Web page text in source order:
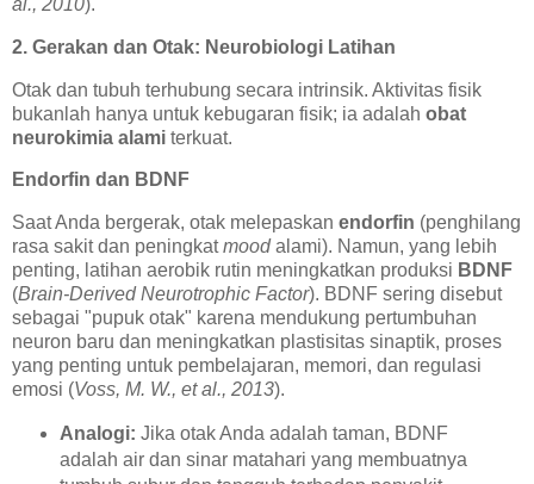
al., 2010).
2. Gerakan dan Otak: Neurobiologi Latihan
Otak dan tubuh terhubung secara intrinsik. Aktivitas fisik
bukanlah hanya untuk kebugaran fisik; ia adalah obat
neurokimia alami terkuat.
Endorfin dan BDNF
Saat Anda bergerak, otak melepaskan endorfin (penghilang
rasa sakit dan peningkatmoodalami). Namun, yang lebih
penting, latihan aerobik rutin meningkatkan produksi BDNF
(Brain-Derived Neurotrophic Factor). BDNF sering disebut
sebagai "pupuk otak" karena mendukung pertumbuhan
neuron baru dan meningkatkan plastisitas sinaptik, proses
yang penting untuk pembelajaran, memori, dan regulasi
emosi (Voss, M. W., et al., 2013).
Analogi: Jika otak Anda adalah taman, BDNF
adalah air dan sinar matahari yang membuatnya